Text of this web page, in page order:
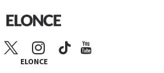
ELONCE